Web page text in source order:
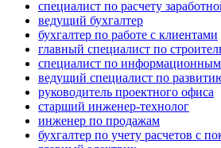
специалист по расчету
ведущий бухгалтер
бухгалтер по работе с клиентами
главный специалист по
специалист по
ведущий специалист по
руководитель проектного офиса
старший инженер-технолог
инженер по продажам
бухгалтер по учету расчетов с